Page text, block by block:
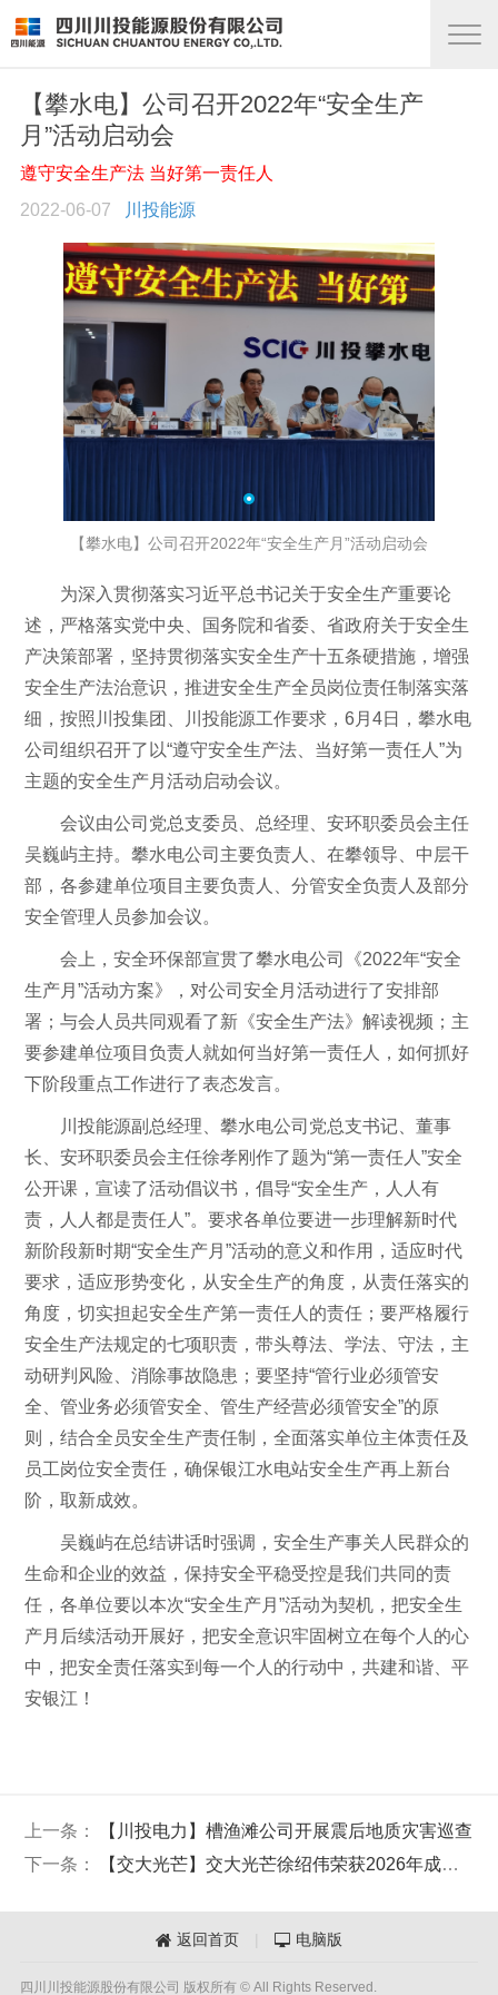
【攀水电】公司召开2022年“安全生产
月”活动启动会
遵守安全生产法 当好第一责任人
2022-06-07
川投能源
【攀水电】公司召开2022年“安全生产月”活动启动会
为深入贯彻落实习近平总书记关于安全生产重要论
述，严格落实党中央、国务院和省委、省政府关于安全生
产决策部署，坚持贯彻落实安全生产十五条硬措施，增强
安全生产法治意识，推进安全生产全员岗位责任制落实落
细，按照川投集团、川投能源工作要求，6月4日，攀水电
公司组织召开了以“遵守安全生产法、当好第一责任人”为
主题的安全生产月活动启动会议。
会议由公司党总支委员、总经理、安环职委员会主任
吴巍屿主持。攀水电公司主要负责人、在攀领导、中层干
部，各参建单位项目主要负责人、分管安全负责人及部分
安全管理人员参加会议。
会上，安全环保部宣贯了攀水电公司《2022年“安全
生产月”活动方案》，对公司安全月活动进行了安排部
署；与会人员共同观看了新《安全生产法》解读视频；主
要参建单位项目负责人就如何当好第一责任人，如何抓好
下阶段重点工作进行了表态发言。
川投能源副总经理、攀水电公司党总支书记、董事
长、安环职委员会主任徐孝刚作了题为“第一责任人”安全
公开课，宣读了活动倡议书，倡导“安全生产，人人有
责，人人都是责任人”。要求各单位要进一步理解新时代
新阶段新时期“安全生产月”活动的意义和作用，适应时代
要求，适应形势变化，从安全生产的角度，从责任落实的
角度，切实担起安全生产第一责任人的责任；要严格履行
安全生产法规定的七项职责，带头尊法、学法、守法，主
动研判风险、消除事故隐患；要坚持“管行业必须管安
全、管业务必须管安全、管生产经营必须管安全”的原
则，结合全员安全生产责任制，全面落实单位主体责任及
员工岗位安全责任，确保银江水电站安全生产再上新台
阶，取新成效。
吴巍屿在总结讲话时强调，安全生产事关人民群众的
生命和企业的效益，保持安全平稳受控是我们共同的责
任，各单位要以本次“安全生产月”活动为契机，把安全生
产月后续活动开展好，把安全意识牢固树立在每个人的心
中，把安全责任落实到每一个人的行动中，共建和谐、平
安银江！
上一条：
【川投电力】槽渔滩公司开展震后地质灾害巡查
下一条：
【交大光芒】交大光芒徐绍伟荣获2026年成都百万职工劳动和技能大赛武侯区人工智能训练师比赛一等奖
 返回首页  电脑版
四川川投能源股份有限公司 版权所有 © All Rights Reserved.